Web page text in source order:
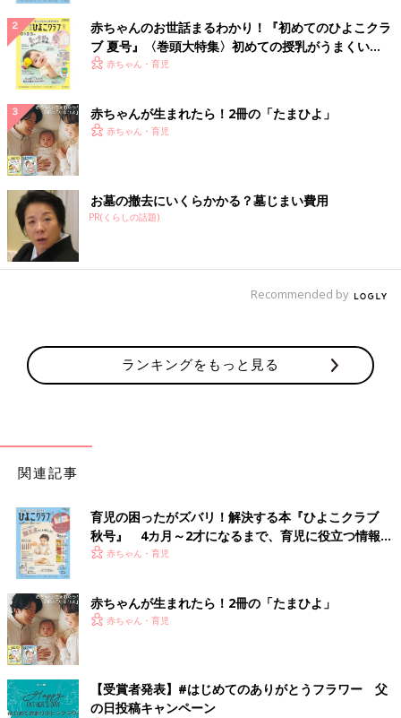
赤ちゃんのお世話まるわかり！『初めてのひよこクラ
ブ 夏号』〈巻頭大特集〉初めての授乳がうまくい
く！ おっぱい・ミルクの基本と夏のトラブル 解決テ
赤ちゃん・育児
赤ちゃんが生まれたら！2冊の「たまひよ」
赤ちゃん・育児
お墓の撤去にいくらかかる？墓じまい費用
PR(くらしの話題)
Recommended by
ランキングをもっと見る
関連記事
育児の困ったがズバリ！解決する本『ひよこクラブ
秋号』 4カ月～2才になるまで、育児に役立つ情報が
いっぱい！
赤ちゃん・育児
赤ちゃんが生まれたら！2冊の「たまひよ」
赤ちゃん・育児
【受賞者発表】#はじめてのありがとうフラワー 父
の日投稿キャンペーン